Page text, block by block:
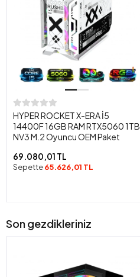
HYPER ROCKET X-ERA İ5
14400F 16GB RAM RTX5060 1TB
NV3 M.2 Oyuncu OEM Paket
69.080,01 TL
Sepette65.626,01 TL
Son gezdikleriniz